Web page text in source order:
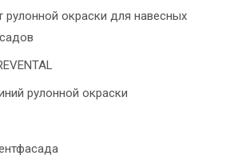
окраски для навесных
рулонной окраски